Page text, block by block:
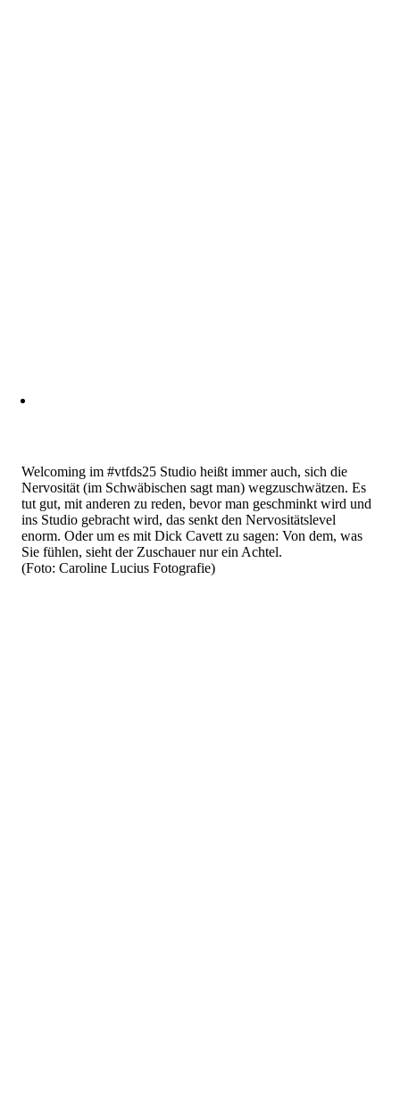
Welcoming im #vtfds25 Studio heißt immer auch, sich die
Nervosität (im Schwäbischen sagt man) wegzuschwätzen. Es
tut gut, mit anderen zu reden, bevor man geschminkt wird und
ins Studio gebracht wird, das senkt den Nervositätslevel
enorm. Oder um es mit Dick Cavett zu sagen: Von dem, was
Sie fühlen, sieht der Zuschauer nur ein Achtel.
(Foto: Caroline Lucius Fotografie)